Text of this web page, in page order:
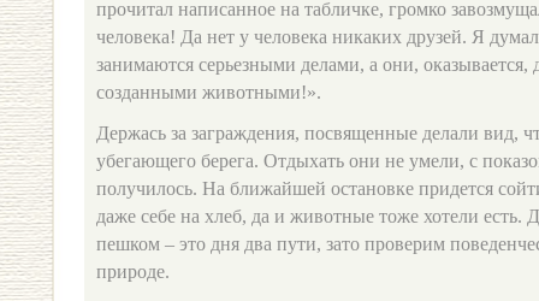
прочитал написанное на табличке, громко
человека! Да нет у человека никаких друзей. Я
занимаются серьезными делами, а они,
созданными животными!».
Держась за заграждения, посвященные делали вид,
убегающего берега. Отдыхать они не умели, с
получилось. На ближайшей остановке придется
даже себе на хлеб, да и животные тоже хотели есть.
пешком – это дня два пути, зато проверим
природе.